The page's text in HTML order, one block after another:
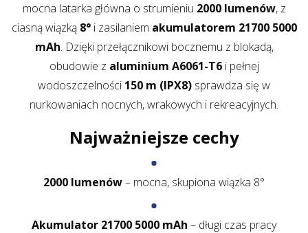
mocna latarka główna o strumieniu 2000 lumenów, z
ciasną wiązką 8°i zasilaniem akumulatorem 21700 5000
mAh. Dzięki przełącznikowi bocznemu z blokadą,
obudowie z aluminium A6061-T6i pełnej
wodoszczelności 150 m (IPX8) sprawdza się w
nurkowaniach nocnych, wrakowych i rekreacyjnych.
Najważniejsze cechy
2000 lumenów– mocna, skupiona wiązka 8°
Akumulator 21700 5000 mAh – długi czas pracy